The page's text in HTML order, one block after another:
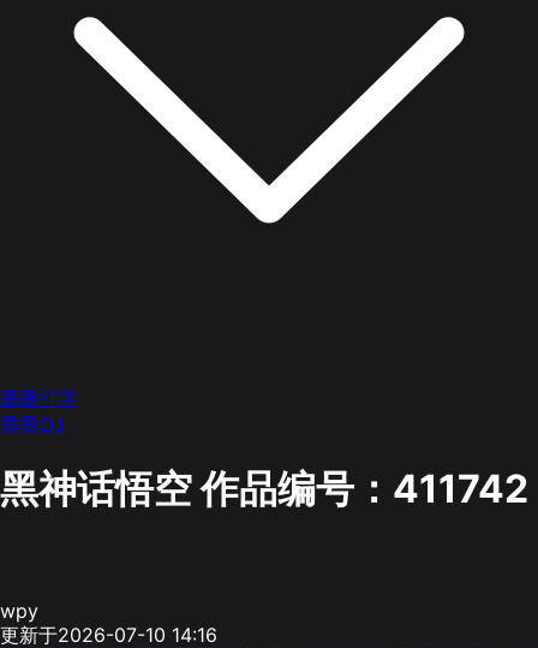
墨墨打字
墨墨OJ
黑神话悟空作品编号：411742
wpy
更新于2026-07-10 14:16